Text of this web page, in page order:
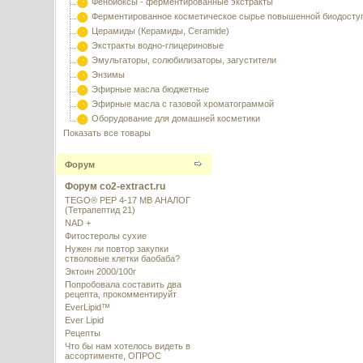
Ферментированное косметическое сырье повышенной
Церамиды (Керамиды, Ceramide)
Экстракты водно-глицериновые
Эмульгаторы, солюбилизаторы, загустители
Энзимы
Эфирные масла бюджетные
Эфирные масла с газовой хроматограммой
Оборудование для домашней косметики
Показать все товары
Форум
Форум co2-extract.ru
TEGO® PEP 4-17 MB АНАЛОГ
(Тетрапептид 21)
NAD +
Фитостеролы сухие
Нужен ли повтор закупки
стволовые клетки баобаба?
Эктоин 2000/100г
Попробовала составить два
рецепта, прокомментируйт
EverLipid™
Ever Lipid
Рецепты
Что бы нам хотелось видеть в
ассортименте, ОПРОС